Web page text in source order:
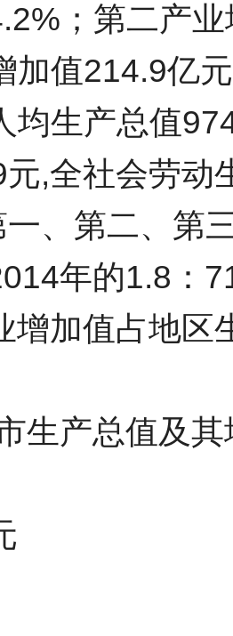
；第二产
加值214.9亿
均生产总值
,全社会劳动
、第二、第
年的1.8：
增加值占地区
生产总值及